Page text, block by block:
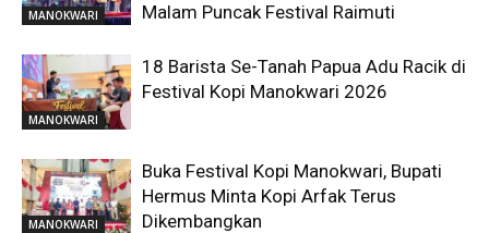
MANOKWARI
Malam Puncak Festival Raimuti
MANOKWARI
18 Barista Se-Tanah Papua Adu Racik di
Festival Kopi Manokwari 2026
MANOKWARI
Buka Festival Kopi Manokwari, Bupati
Hermus Minta Kopi Arfak Terus
Dikembangkan